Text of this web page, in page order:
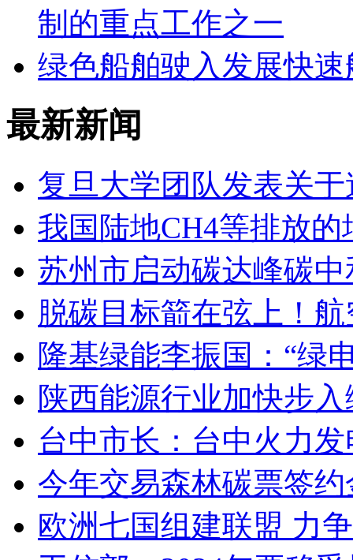
制的重点工作之一
绿色船舶驶入发展快速
最新新闻
复旦大学团队发表关
我国陆地CH4等排放
苏州市启动碳达峰碳
脱碳目标箭在弦上！
隆基绿能李振国：“绿
陕西能源行业加快步
台中市长：台中火力
今年交易森林碳票签约
欧洲七国组建联盟 力